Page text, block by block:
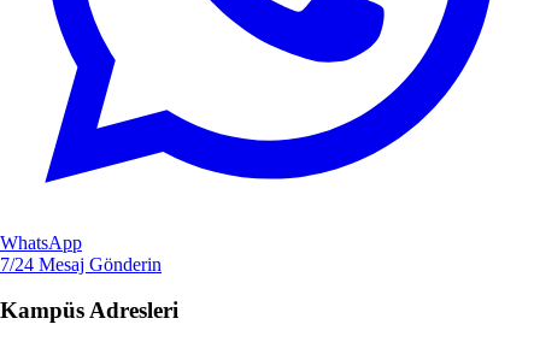
WhatsApp
7/24 Mesaj Gönderin
Kampüs Adresleri